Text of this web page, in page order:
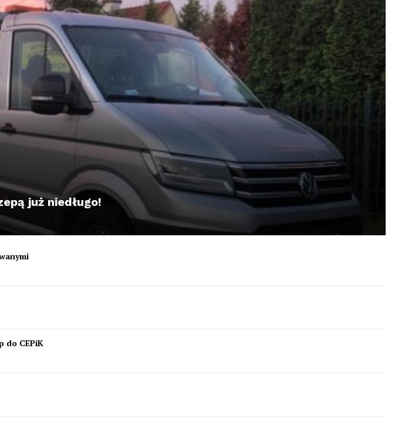
już niedługo!
do CEPiK